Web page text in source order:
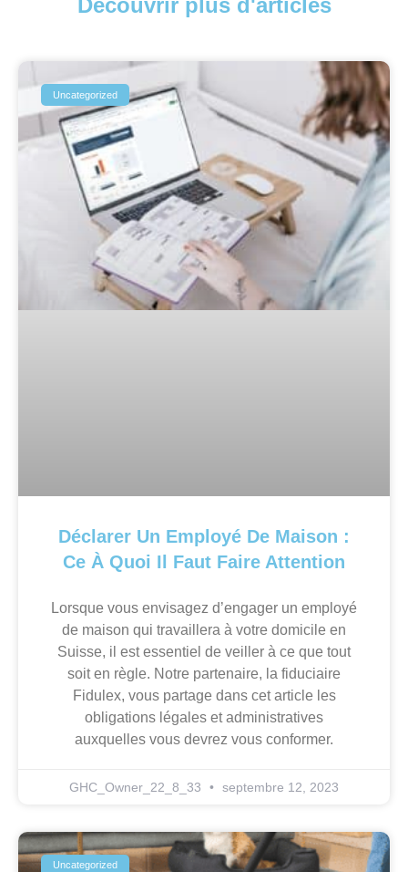
Découvrir plus d'articles
Uncategorized
Déclarer Un Employé De Maison :
Ce À Quoi Il Faut Faire Attention
Lorsque vous envisagez d’engager un employé
de maison qui travaillera à votre domicile en
Suisse, il est essentiel de veiller à ce que tout
soit en règle. Notre partenaire, la fiduciaire
Fidulex, vous partage dans cet article les
obligations légales et administratives
auxquelles vous devrez vous conformer.
GHC_Owner_22_8_33 septembre 12, 2023
Uncategorized